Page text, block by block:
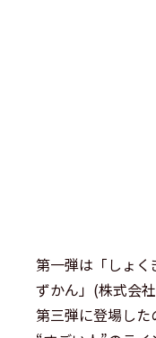
第一弾は「しょく
ずかん」(株式会
第三弾に登場した